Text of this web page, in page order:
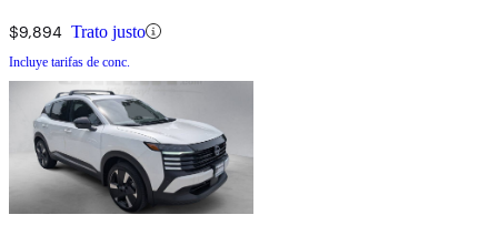
$9,894 Trato justo
Incluye tarifas de conc.